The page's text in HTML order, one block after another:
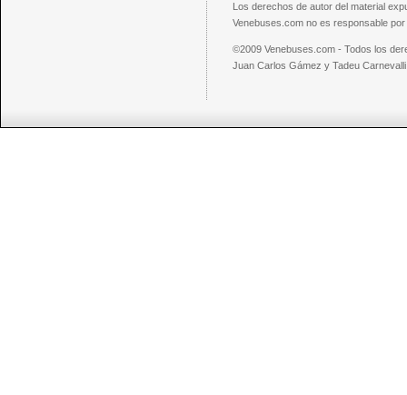
Los derechos de autor del material
Venebuses.com no es responsable
©2009 Venebuses.com - Todos los
Juan Carlos Gámez y Tadeu Carnevalli